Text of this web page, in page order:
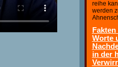
reihe
werden
Worte
in der